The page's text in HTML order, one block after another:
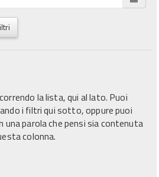
la lista, qui al lato. Puoi
i filtri qui sotto, oppure puoi
una parola che pensi sia contenuta
colonna.